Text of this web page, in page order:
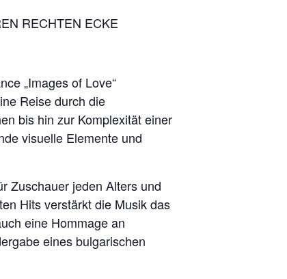
RECHTEN ECKE
„Images of Love“
Reise durch die
bis hin zur Komplexität einer
visuelle Elemente und
Zuschauer jeden Alters und
Hits verstärkt die Musik das
eine Hommage an
eines bulgarischen